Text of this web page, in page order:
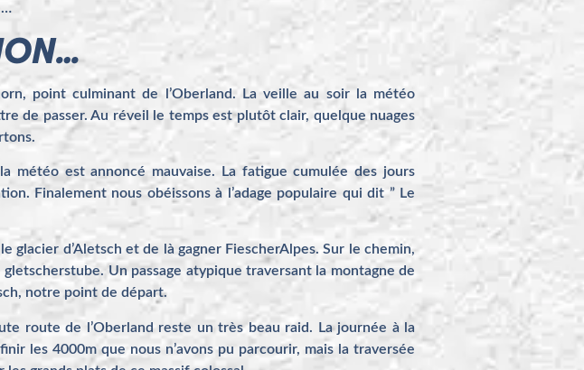
point culminant de l’Oberland. La veille au soir la météo
de passer. Au réveil le temps est plutôt clair, quelque nuages
météo est annoncé mauvaise. La fatigue cumulée des jours
Finalement nous obéissons à l’adage populaire qui dit ” Le
glacier d’Aletsch et de là gagner FiescherAlpes. Sur le chemin,
Un passage atypique traversant la montagne de
notre point de départ.
route de l’Oberland reste un très beau raid. La journée à la
les 4000m que nous n’avons pu parcourir, mais la traversée